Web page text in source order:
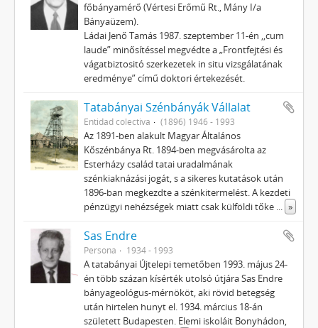
főbányamérő (Vértesi Erőmű Rt., Mány I/a
Bányaüzem).
Ládai Jenő Tamás 1987. szeptember 11-én ,,cum
laude” minősítéssel megvédte a „Frontfejtési és
vágatbiztositó szerkezetek in situ vizsgálatának
eredménye” című doktori értekezését.
Tatabányai Szénbányák Vállalat
Entidad colectiva (1896) 1946 - 1993
Az 1891-ben alakult Magyar Általános
Kőszénbánya Rt. 1894-ben megvásárolta az
Esterházy család tatai uradalmának
szénkiaknázási jogát, s a sikeres kutatások után
1896-ban megkezdte a szénkitermelést. A kezdeti
pénzügyi nehézségek miatt csak külföldi tőke ... »
Sas Endre
Persona 1934 - 1993
A tatabányai Újtelepi temető­ben 1993. május 24-
én több százan kísérték utolsó útjára Sas Endre
bányageológus-mérnököt, aki rövid betegség
után hir­telen hunyt el. 1934. március 18-án
született Budapesten. Elemi iskoláit Bonyhádon,